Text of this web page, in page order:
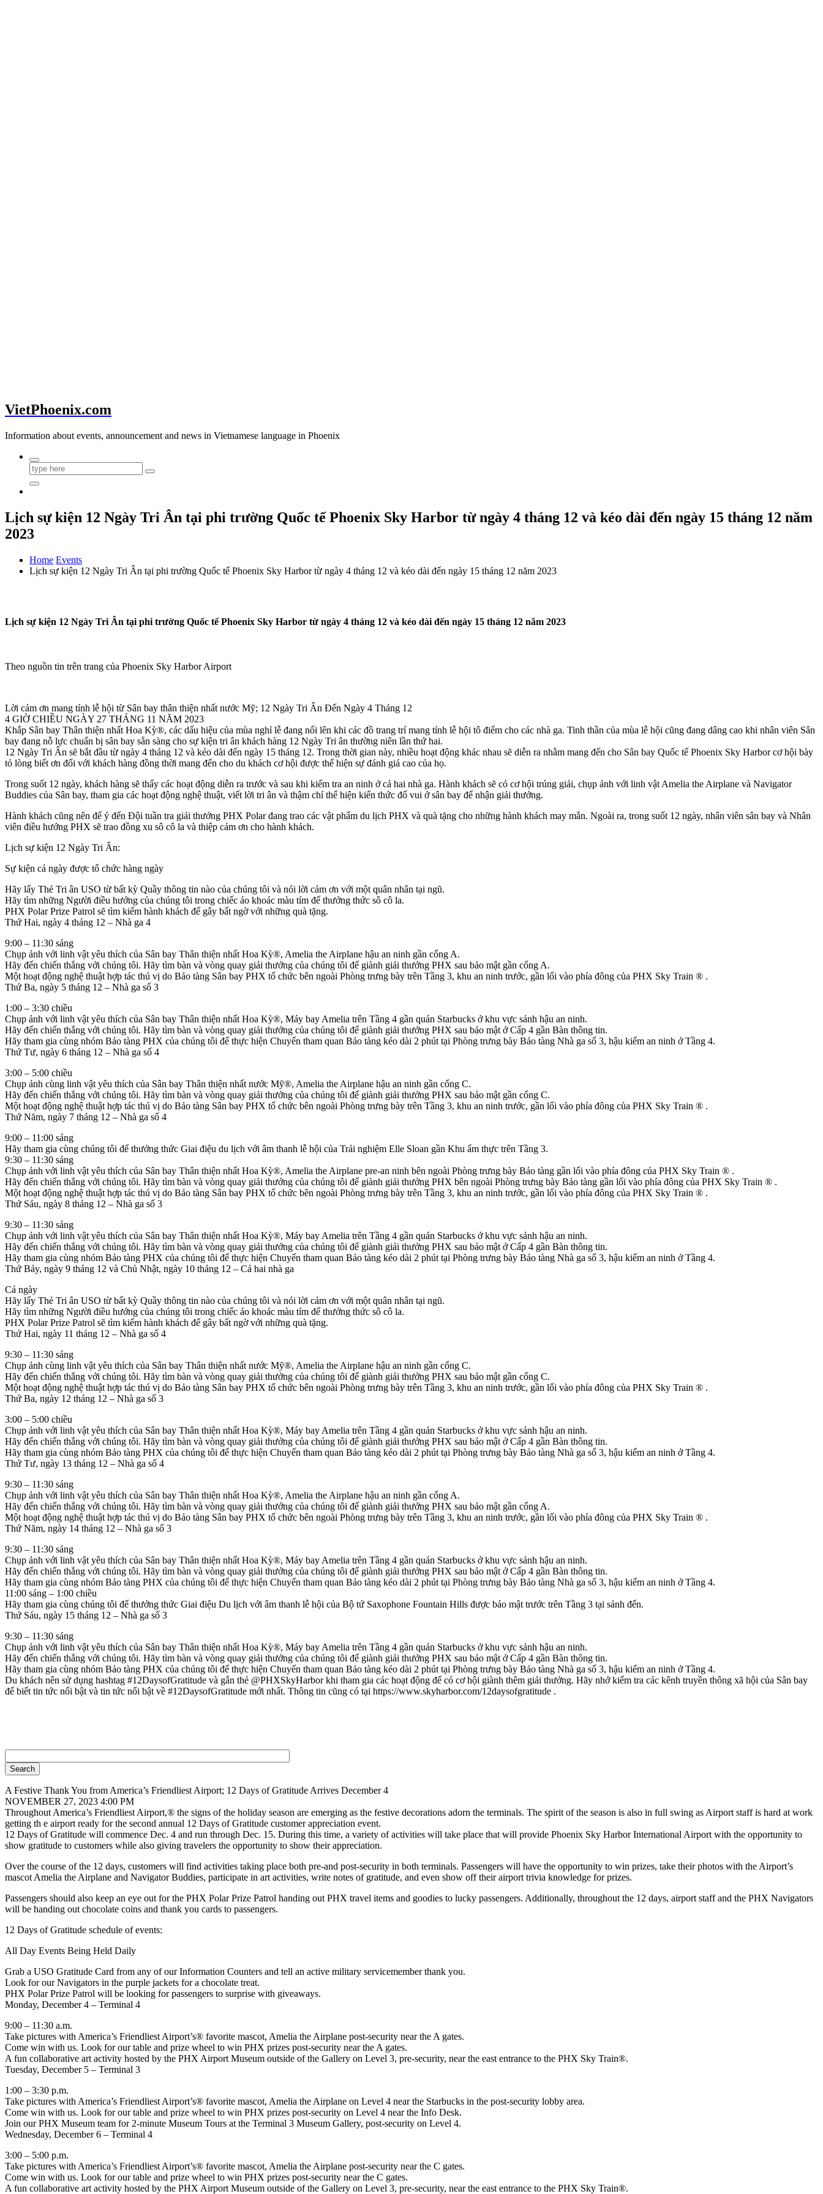
VietPhoenix.com
Information about events, announcement and news in Vietnamese language in Phoenix
Lịch sự kiện 12 Ngày Tri Ân tại phi trường Quốc tế Phoenix Sky Harbor từ ngày 4 tháng 12 và kéo dài đến ngày 15 tháng 12 năm
2023
Home Events
Lịch sự kiện 12 Ngày Tri Ân tại phi trường Quốc tế Phoenix Sky Harbor từ ngày 4 tháng 12 và kéo dài đến ngày 15 tháng 12 năm 2023
Lịch sự kiện 12 Ngày Tri Ân tại phi trường Quốc tế Phoenix Sky Harbor từ ngày 4 tháng 12 và kéo dài đến ngày 15 tháng 12 năm 2023
Theo nguồn tin trên trang của Phoenix Sky Harbor Airport
Lời cảm ơn mang tính lễ hội từ Sân bay thân thiện nhất nước Mỹ; 12 Ngày Tri Ân Đến Ngày 4 Tháng 12
4 GIỜ CHIỀU NGÀY 27 THÁNG 11 NĂM 2023
​Khắp Sân bay Thân thiện nhất Hoa Kỳ®, các dấu hiệu của mùa nghỉ lễ đang nổi lên khi các đồ trang trí mang tính lễ hội tô điểm cho các nhà ga. Tinh thần của mùa lễ hội cũng đang dâng cao khi nhân viên Sân
bay đang nỗ lực chuẩn bị sân bay sẵn sàng cho sự kiện tri ân khách hàng 12 Ngày Tri ân thường niên lần thứ hai.
12 Ngày Tri Ân sẽ bắt đầu từ ngày 4 tháng 12 và kéo dài đến ngày 15 tháng 12. Trong thời gian này, nhiều hoạt động khác nhau sẽ diễn ra nhằm mang đến cho Sân bay Quốc tế Phoenix Sky Harbor cơ hội bày
tỏ lòng biết ơn đối với khách hàng đồng thời mang đến cho du khách cơ hội được thể hiện sự đánh giá cao của họ.
Trong suốt 12 ngày, khách hàng sẽ thấy các hoạt động diễn ra trước và sau khi kiểm tra an ninh ở cả hai nhà ga. Hành khách sẽ có cơ hội trúng giải, chụp ảnh với linh vật Amelia the Airplane và Navigator
Buddies của Sân bay, tham gia các hoạt động nghệ thuật, viết lời tri ân và thậm chí thể hiện kiến ​​thức đố vui ở sân bay để nhận giải thưởng.
Hành khách cũng nên để ý đến Đội tuần tra giải thưởng PHX Polar đang trao các vật phẩm du lịch PHX và quà tặng cho những hành khách may mắn. Ngoài ra, trong suốt 12 ngày, nhân viên sân bay và Nhân
viên điều hướng PHX sẽ trao đồng xu sô cô la và thiệp cảm ơn cho hành khách.
Lịch sự kiện 12 Ngày Tri Ân:
Sự kiện cả ngày được tổ chức hàng ngày
Hãy lấy Thẻ Tri ân USO từ bất kỳ Quầy thông tin nào của chúng tôi và nói lời cảm ơn với một quân nhân tại ngũ.
Hãy tìm những Người điều hướng của chúng tôi trong chiếc áo khoác màu tím để thưởng thức sô cô la.
PHX Polar Prize Patrol sẽ tìm kiếm hành khách để gây bất ngờ với những quà tặng.
Thứ Hai, ngày 4 tháng 12 – Nhà ga 4
9:00 – 11:30 sáng
Chụp ảnh với linh vật yêu thích của Sân bay Thân thiện nhất Hoa Kỳ®, Amelia the Airplane hậu an ninh gần cổng A.
Hãy đến chiến thắng với chúng tôi. Hãy tìm bàn và vòng quay giải thưởng của chúng tôi để giành giải thưởng PHX sau bảo mật gần cổng A.
Một hoạt động nghệ thuật hợp tác thú vị do Bảo tàng Sân bay PHX tổ chức bên ngoài Phòng trưng bày trên Tầng 3, khu an ninh trước, gần lối vào phía đông của PHX Sky Train ® .
Thứ Ba, ngày 5 tháng 12 – Nhà ga số 3
1:00 – 3:30 chiều
Chụp ảnh với linh vật yêu thích của Sân bay Thân thiện nhất Hoa Kỳ®, Máy bay Amelia trên Tầng 4 gần quán Starbucks ở khu vực sảnh hậu an ninh.
Hãy đến chiến thắng với chúng tôi. Hãy tìm bàn và vòng quay giải thưởng của chúng tôi để giành giải thưởng PHX sau bảo mật ở Cấp 4 gần Bàn thông tin.
Hãy tham gia cùng nhóm Bảo tàng PHX của chúng tôi để thực hiện Chuyến tham quan Bảo tàng kéo dài 2 phút tại Phòng trưng bày Bảo tàng Nhà ga số 3, hậu kiểm an ninh ở Tầng 4.
Thứ Tư, ngày 6 tháng 12 – Nhà ga số 4
3:00 – 5:00 chiều
Chụp ảnh cùng linh vật yêu thích của Sân bay Thân thiện nhất nước Mỹ®, Amelia the Airplane hậu an ninh gần cổng C.
Hãy đến chiến thắng với chúng tôi. Hãy tìm bàn và vòng quay giải thưởng của chúng tôi để giành giải thưởng PHX sau bảo mật gần cổng C.
Một hoạt động nghệ thuật hợp tác thú vị do Bảo tàng Sân bay PHX tổ chức bên ngoài Phòng trưng bày trên Tầng 3, khu an ninh trước, gần lối vào phía đông của PHX Sky Train ® .
Thứ Năm, ngày 7 tháng 12 – Nhà ga số 4
9:00 – 11:00 sáng
Hãy tham gia cùng chúng tôi để thưởng thức Giai điệu du lịch với âm thanh lễ hội của Trải nghiệm Elle Sloan gần Khu ẩm thực trên Tầng 3.
9:30 – 11:30 sáng
Chụp ảnh với linh vật yêu thích của Sân bay Thân thiện nhất Hoa Kỳ®, Amelia the Airplane pre-an ninh bên ngoài Phòng trưng bày Bảo tàng gần lối vào phía đông của PHX Sky Train ® .
Hãy đến chiến thắng với chúng tôi. Hãy tìm bàn và vòng quay giải thưởng của chúng tôi để giành giải thưởng PHX bên ngoài Phòng trưng bày Bảo tàng gần lối vào phía đông của PHX Sky Train ® .
Một hoạt động nghệ thuật hợp tác thú vị do Bảo tàng Sân bay PHX tổ chức bên ngoài Phòng trưng bày trên Tầng 3, khu an ninh trước, gần lối vào phía đông của PHX Sky Train ® .
Thứ Sáu, ngày 8 tháng 12 – Nhà ga số 3
9:30 – 11:30 sáng
Chụp ảnh với linh vật yêu thích của Sân bay Thân thiện nhất Hoa Kỳ®, Máy bay Amelia trên Tầng 4 gần quán Starbucks ở khu vực sảnh hậu an ninh.
Hãy đến chiến thắng với chúng tôi. Hãy tìm bàn và vòng quay giải thưởng của chúng tôi để giành giải thưởng PHX sau bảo mật ở Cấp 4 gần Bàn thông tin.
Hãy tham gia cùng nhóm Bảo tàng PHX của chúng tôi để thực hiện Chuyến tham quan Bảo tàng kéo dài 2 phút tại Phòng trưng bày Bảo tàng Nhà ga số 3, hậu kiểm an ninh ở Tầng 4.
Thứ Bảy, ngày 9 tháng 12 và Chủ Nhật, ngày 10 tháng 12 – Cả hai nhà ga
Cả ngày
Hãy lấy Thẻ Tri ân USO từ bất kỳ Quầy thông tin nào của chúng tôi và nói lời cảm ơn với một quân nhân tại ngũ.
Hãy tìm những Người điều hướng của chúng tôi trong chiếc áo khoác màu tím để thưởng thức sô cô la.
PHX Polar Prize Patrol sẽ tìm kiếm hành khách để gây bất ngờ với những quà tặng.
Thứ Hai, ngày 11 tháng 12 – Nhà ga số 4
9:30 – 11:30 sáng
Chụp ảnh cùng linh vật yêu thích của Sân bay Thân thiện nhất nước Mỹ®, Amelia the Airplane hậu an ninh gần cổng C.
Hãy đến chiến thắng với chúng tôi. Hãy tìm bàn và vòng quay giải thưởng của chúng tôi để giành giải thưởng PHX sau bảo mật gần cổng C.
Một hoạt động nghệ thuật hợp tác thú vị do Bảo tàng Sân bay PHX tổ chức bên ngoài Phòng trưng bày trên Tầng 3, khu an ninh trước, gần lối vào phía đông của PHX Sky Train ® .
Thứ Ba, ngày 12 tháng 12 – Nhà ga số 3
3:00 – 5:00 chiều
Chụp ảnh với linh vật yêu thích của Sân bay Thân thiện nhất Hoa Kỳ®, Máy bay Amelia trên Tầng 4 gần quán Starbucks ở khu vực sảnh hậu an ninh.
Hãy đến chiến thắng với chúng tôi. Hãy tìm bàn và vòng quay giải thưởng của chúng tôi để giành giải thưởng PHX sau bảo mật ở Cấp 4 gần Bàn thông tin.
Hãy tham gia cùng nhóm Bảo tàng PHX của chúng tôi để thực hiện Chuyến tham quan Bảo tàng kéo dài 2 phút tại Phòng trưng bày Bảo tàng Nhà ga số 3, hậu kiểm an ninh ở Tầng 4.
Thứ Tư, ngày 13 tháng 12 – Nhà ga số 4
9:30 – 11:30 sáng
Chụp ảnh với linh vật yêu thích của Sân bay Thân thiện nhất Hoa Kỳ®, Amelia the Airplane hậu an ninh gần cổng A.
Hãy đến chiến thắng với chúng tôi. Hãy tìm bàn và vòng quay giải thưởng của chúng tôi để giành giải thưởng PHX sau bảo mật gần cổng A.
Một hoạt động nghệ thuật hợp tác thú vị do Bảo tàng Sân bay PHX tổ chức bên ngoài Phòng trưng bày trên Tầng 3, khu an ninh trước, gần lối vào phía đông của PHX Sky Train ® .
Thứ Năm, ngày 14 tháng 12 – Nhà ga số 3
9:30 – 11:30 sáng
Chụp ảnh với linh vật yêu thích của Sân bay Thân thiện nhất Hoa Kỳ®, Máy bay Amelia trên Tầng 4 gần quán Starbucks ở khu vực sảnh hậu an ninh.
Hãy đến chiến thắng với chúng tôi. Hãy tìm bàn và vòng quay giải thưởng của chúng tôi để giành giải thưởng PHX sau bảo mật ở Cấp 4 gần Bàn thông tin.
Hãy tham gia cùng nhóm Bảo tàng PHX của chúng tôi để thực hiện Chuyến tham quan Bảo tàng kéo dài 2 phút tại Phòng trưng bày Bảo tàng Nhà ga số 3, hậu kiểm an ninh ở Tầng 4.
11:00 sáng – 1:00 chiều
Hãy tham gia cùng chúng tôi để thưởng thức Giai điệu Du lịch với âm thanh lễ hội của Bộ tứ Saxophone Fountain Hills được bảo mật trước trên Tầng 3 tại sảnh đến.
Thứ Sáu, ngày 15 tháng 12 – Nhà ga số 3
9:30 – 11:30 sáng
Chụp ảnh với linh vật yêu thích của Sân bay Thân thiện nhất Hoa Kỳ®, Máy bay Amelia trên Tầng 4 gần quán Starbucks ở khu vực sảnh hậu an ninh.
Hãy đến chiến thắng với chúng tôi. Hãy tìm bàn và vòng quay giải thưởng của chúng tôi để giành giải thưởng PHX sau bảo mật ở Cấp 4 gần Bàn thông tin.
Hãy tham gia cùng nhóm Bảo tàng PHX của chúng tôi để thực hiện Chuyến tham quan Bảo tàng kéo dài 2 phút tại Phòng trưng bày Bảo tàng Nhà ga số 3, hậu kiểm an ninh ở Tầng 4.
Du khách nên sử dụng hashtag #12DaysofGratitude và gắn thẻ @PHXSkyHarbor khi tham gia các hoạt động để có cơ hội giành thêm giải thưởng. Hãy nhớ kiểm tra các kênh truyền thông xã hội của Sân bay
để biết tin tức nổi bật và tin tức nổi bật về #12DaysofGratitude mới nhất. Thông tin cũng có tại https://www.skyharbor.com/12daysofgratitude .
A Festive Thank You from America’s Friendliest Airport; 12 Days of Gratitude Arrives December 4
NOVEMBER 27, 2023 4:00 PM
​​Throughout America’s Friendliest Airport,® the signs of the holiday season are emerging as the festive decorations adorn the terminals. The spirit of the season is also in full swing as Airport staff is hard at work
getting th e airport ready for the second annual 12 Days of Gratitude customer appreciation event.
12 Days of Gratitude will commence Dec. 4 and run through Dec. 15. During this time, a variety of activities will take place that will provide Phoenix Sky Harbor International Airport with the opportunity to
show gratitude to customers while also giving travelers the opportunity to show their appreciation.
Over the course of the 12 days, customers will find activities taking place both pre-and post-security in both terminals. Passengers will have the opportunity to win prizes, take their photos with the Airport’s
mascot Amelia the Airplane and Navigator Buddies, participate in art activities, write notes of gratitude, and even show off their airport trivia knowledge for prizes.
Passengers should also keep an eye out for the PHX Polar Prize Patrol handing out PHX travel items and goodies to lucky passengers. Additionally, throughout the 12 days, airport staff and the PHX Navigators
will be handing out chocolate coins and thank you cards to passengers.
12 Days of Gratitude schedule of events:
All Day Events Being Held Daily
Grab a USO Gratitude Card from any of our Information Counters and tell an active military servicemember thank you.
Look for our Navigators in the purple jackets for a chocolate treat.
PHX Polar Prize Patrol will be looking for passengers to surprise with giveaways.
Monday, December 4 – Terminal 4
9:00 – 11:30 a.m.
Take pictures with America’s Friendliest Airport’s® favorite mascot, Amelia the Airplane post-security near the A gates.
Come win with us. Look for our table and prize wheel to win PHX prizes post-security near the A gates.
A fun collaborative art activity hosted by the PHX Airport Museum outside of the Gallery on Level 3, pre-security, near the east entrance to the PHX Sky Train®.
Tuesday, December 5 – Terminal 3
1:00 – 3:30 p.m.
Take pictures with America’s Friendliest Airport’s® favorite mascot, Amelia the Airplane on Level 4 near the Starbucks in the post-security lobby area.
Come win with us. Look for our table and prize wheel to win PHX prizes post-security on Level 4 near the Info Desk.
Join our PHX Museum team for 2-minute Museum Tours at the Terminal 3 Museum Gallery, post-security on Level 4.
Wednesday, December 6 – Terminal 4
3:00 – 5:00 p.m.
Take pictures with America’s Friendliest Airport’s® favorite mascot, Amelia the Airplane post-security near the C gates.
Come win with us. Look for our table and prize wheel to win PHX prizes post-security near the C gates.
A fun collaborative art activity hosted by the PHX Airport Museum outside of the Gallery on Level 3, pre-security, near the east entrance to the PHX Sky Train®.